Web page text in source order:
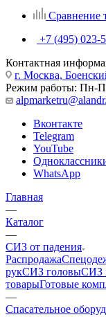
Сравнение
+7 (495) 023-
Контактная
г. Москва,
Режим работы: Пн-
Вконтакте
Telegram
YouTube
WhatsApp
Главная
—
Каталог
—
СИЗ от падения
Распродажа
рукСИЗ головыСИЗ
товарыГотовые
—
Спасательное